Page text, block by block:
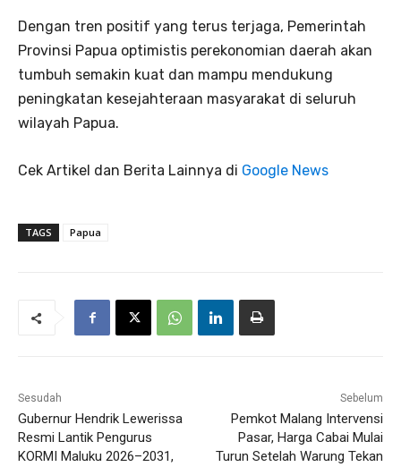
Dengan tren positif yang terus terjaga, Pemerintah
Provinsi Papua optimistis perekonomian daerah akan
tumbuh semakin kuat dan mampu mendukung
peningkatan kesejahteraan masyarakat di seluruh
wilayah Papua.
Cek Artikel dan Berita Lainnya di Google News
TAGS Papua
Sesudah
Gubernur Hendrik Lewerissa
Resmi Lantik Pengurus
KORMI Maluku 2026–2031,
Sebelum
Pemkot Malang Intervensi
Pasar, Harga Cabai Mulai
Turun Setelah Warung Tekan